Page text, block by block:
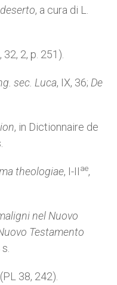
, a cura di L.
32, 2, p. 251).
sec. Luca, IX, 36; De
, in Dictionnaire de
theologiae, I-IIae,
nel Nuovo
Testamento
38, 242).